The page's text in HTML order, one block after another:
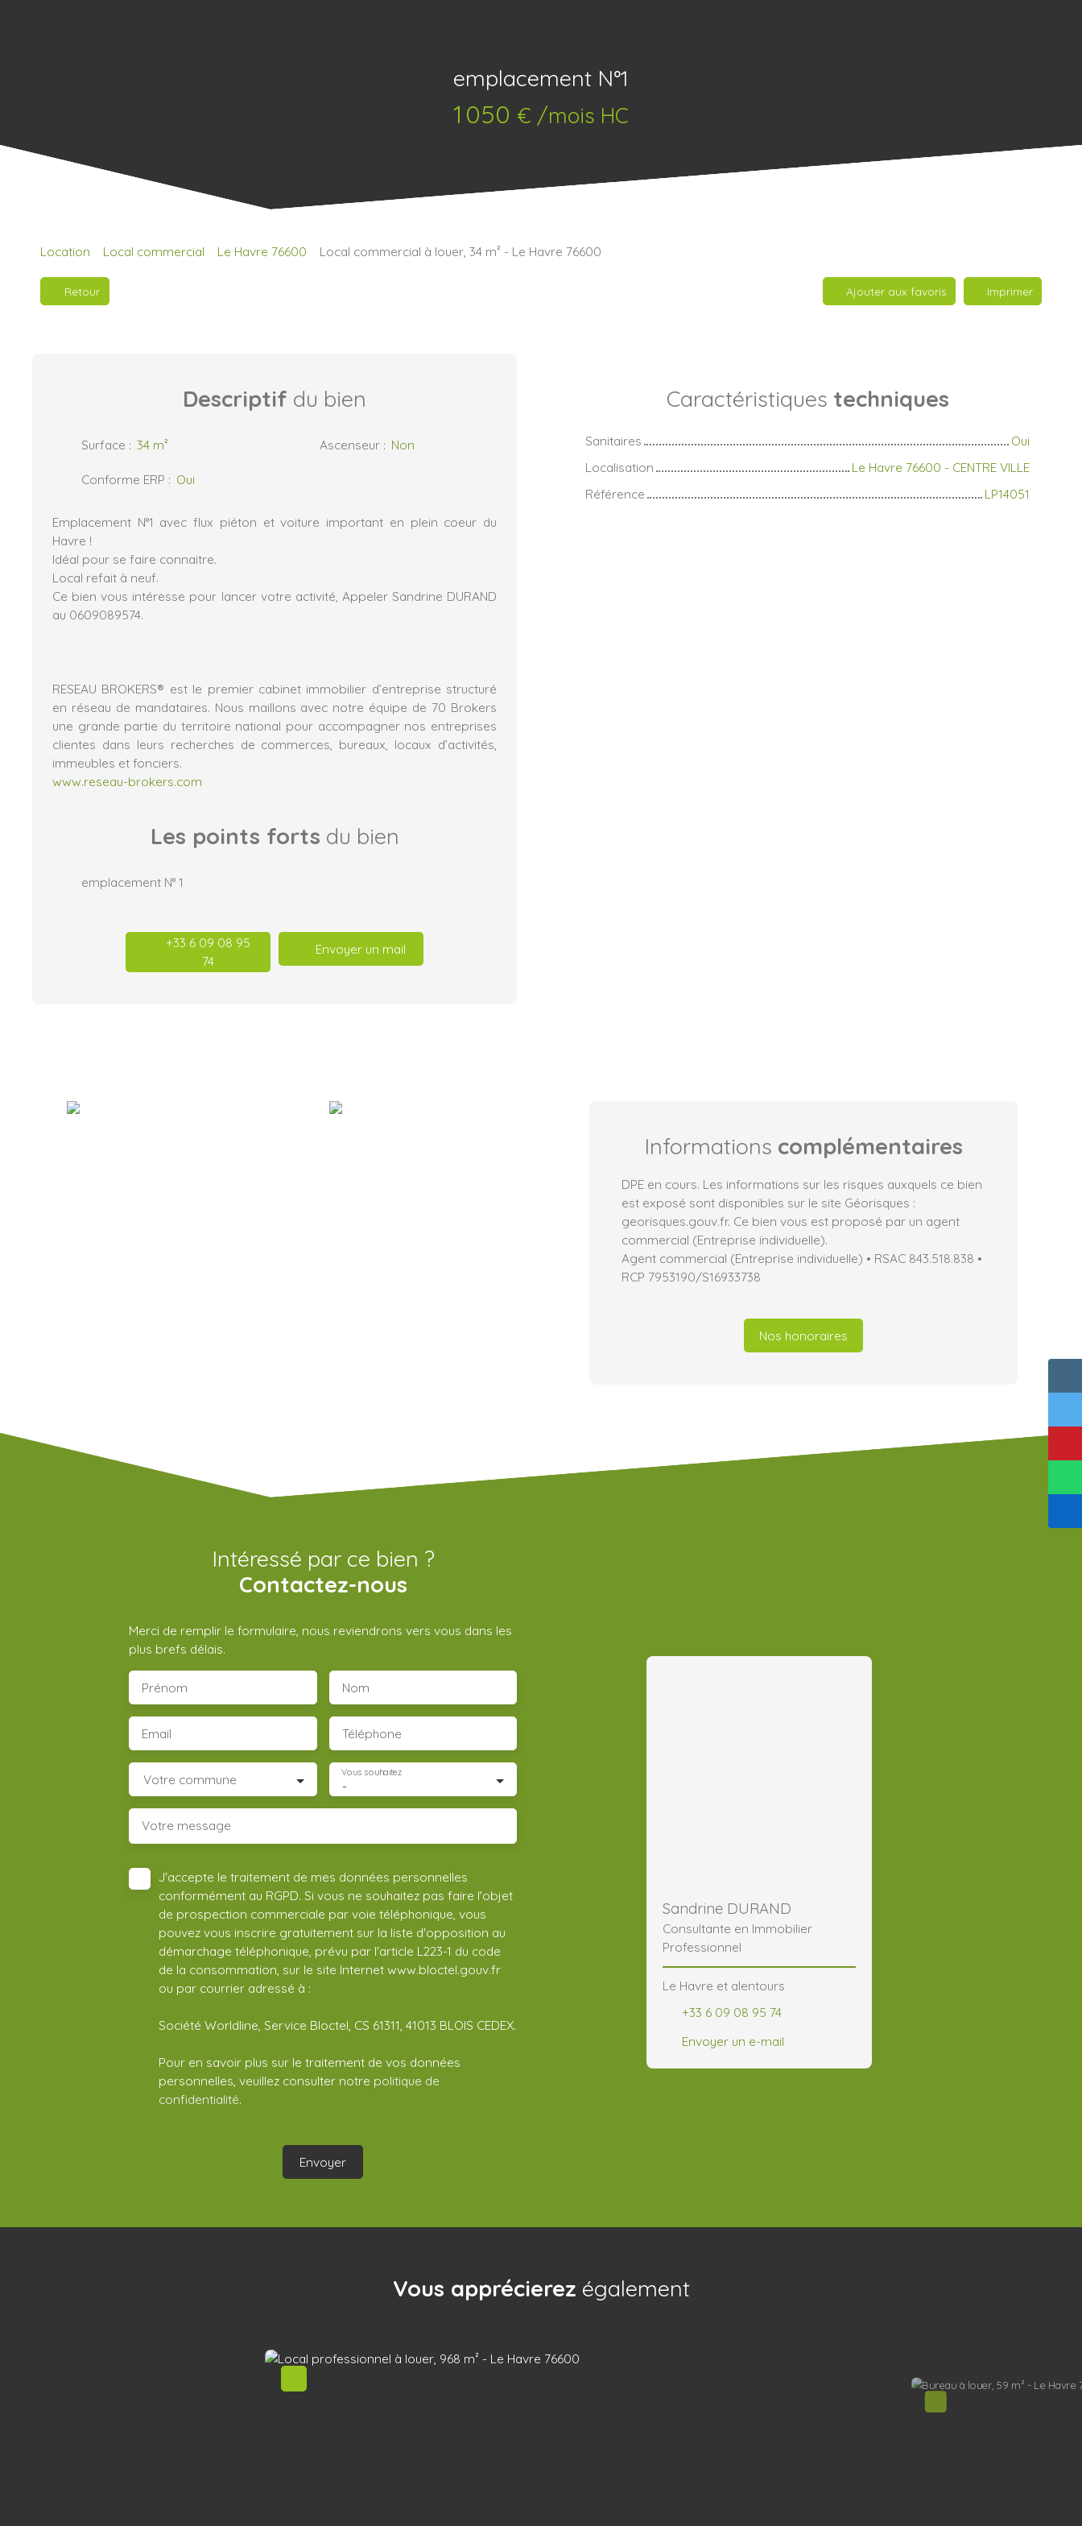
emplacement N°1
1 050 € /mois HC
Location Local commercial Le Havre 76600 Local commercial à louer, 34 m² - Le Havre 76600
Retour Ajouter aux favoris Imprimer
Descriptif du bien
Surface : 34 m² Ascenseur : Non
Conforme ERP : Oui
Emplacement N°1 avec flux piéton et voiture important en plein coeur du
Havre !
Idéal pour se faire connaitre.
Local refait à neuf.
Ce bien vous intéresse pour lancer votre activité, Appeler Sandrine DURAND
au 0609089574.
RESEAU BROKERS® est le premier cabinet immobilier d’entreprise structuré
en réseau de mandataires. Nous maillons avec notre équipe de 70 Brokers
une grande partie du territoire national pour accompagner nos entreprises
clientes dans leurs recherches de commerces, bureaux, locaux d’activités,
immeubles et fonciers.
www.reseau-brokers.com
Les points forts du bien
emplacement N° 1
+33 6 09 08 95
74
Envoyer un mail
Caractéristiques techniques
Sanitaires
Oui
Localisation
Le Havre 76600 - CENTRE VILLE
Référence
LP14051
Informations complémentaires
DPE en cours. Les informations sur les risques auxquels ce bien
est exposé sont disponibles sur le site Géorisques :
georisques.gouv.fr. Ce bien vous est proposé par un agent
commercial (Entreprise individuelle).
Agent commercial (Entreprise individuelle) • RSAC 843.518.838 •
RCP 7953190/S16933738
Nos honoraires
Intéressé par ce bien ?
Contactez-nous
Merci de remplir le formulaire, nous reviendrons vers vous dans les
plus brefs délais.
Prénom Nom
Email Téléphone
Votre commune -
Vous souhaitez
Votre message
J'accepte le traitement de mes données personnelles
conformément au RGPD. Si vous ne souhaitez pas faire l'objet
de prospection commerciale par voie téléphonique, vous
pouvez vous inscrire gratuitement sur la liste d'opposition au
démarchage téléphonique, prévu par l'article L223-1 du code
de la consommation, sur le site Internet www.bloctel.gouv.fr
ou par courrier adressé à :
Société Worldline, Service Bloctel, CS 61311, 41013 BLOIS CEDEX.
Pour en savoir plus sur le traitement de vos données
personnelles, veuillez consulter notre politique de
confidentialité.
Envoyer
Sandrine DURAND
Consultante en Immobilier
Professionnel
Le Havre et alentours
+33 6 09 08 95 74
Envoyer un e-mail
Vous apprécierez également